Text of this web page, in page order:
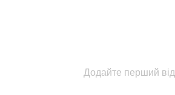
Додайте перший